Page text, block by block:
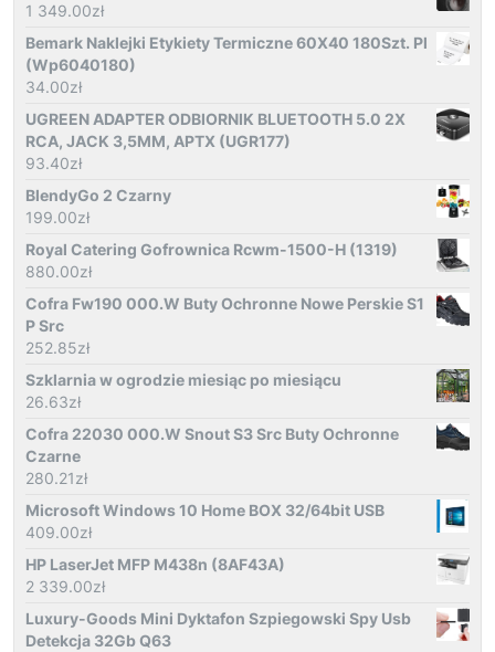
1 349.00zł
Bemark Naklejki Etykiety Termiczne 60X40 180Szt. Pl
(Wp6040180)
34.00zł
UGREEN ADAPTER ODBIORNIK BLUETOOTH 5.0 2X
RCA, JACK 3,5MM, APTX (UGR177)
93.40zł
BlendyGo 2 Czarny
199.00zł
Royal Catering Gofrownica Rcwm-1500-H (1319)
880.00zł
Cofra Fw190 000.W Buty Ochronne Nowe Perskie S1
P Src
252.85zł
Szklarnia w ogrodzie miesiąc po miesiącu
26.63zł
Cofra 22030 000.W Snout S3 Src Buty Ochronne
Czarne
280.21zł
Microsoft Windows 10 Home BOX 32/64bit USB
409.00zł
HP LaserJet MFP M438n (8AF43A)
2 339.00zł
Luxury-Goods Mini Dyktafon Szpiegowski Spy Usb
Detekcja 32Gb Q63